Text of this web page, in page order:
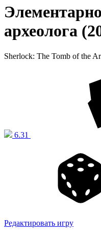
археолога
Sherlock: The Tomb of the
6.31
Редактировать игру